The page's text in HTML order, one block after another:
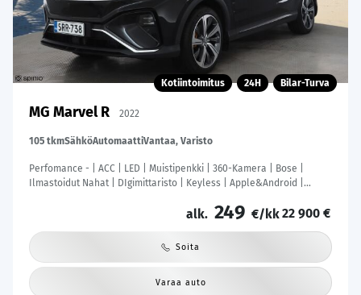
Kotiintoimitus 24H Bilar-Turva
MG Marvel R 2022
105 tkmSähköAutomaattiVantaa, Varisto
Perfomance - | ACC | LED | Muistipenkki | 360-Kamera | Bose |
Ilmastoidut Nahat | DIgimittaristo | Keyless | Apple&Android |
alk. 249 €/kk22 900 €
Soita
Varaa auto